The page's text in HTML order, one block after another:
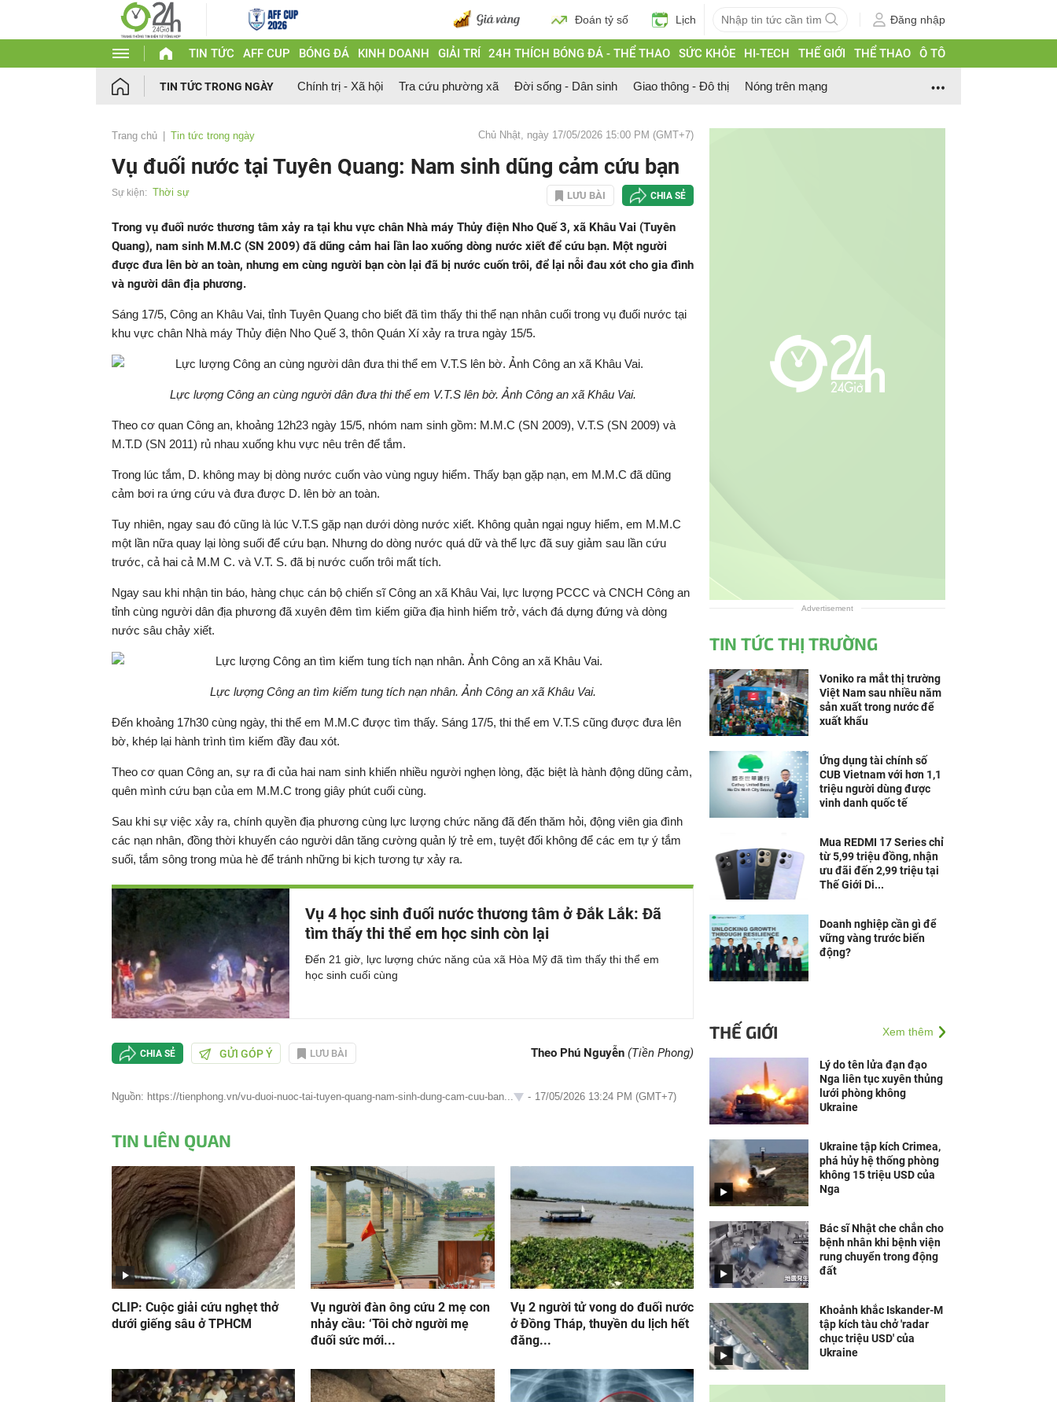
Đoán tỷ số Lịch Đăng nhập
TIN TỨC AFF CUP BÓNG ĐÁ KINH DOANH GIẢI TRÍ 24H THÍCH BÓNG ĐÁ - THỂ THAO SỨC KHỎE HI-TECH THẾ GIỚI THỂ THAO Ô TÔ
TIN TỨC TRONG NGÀY Chính trị - Xã hội Tra cứu phường xã Đời sống - Dân sinh Giao thông - Đô thị Nóng trên mạng
Trang chủ Tin tức trong ngày Chủ Nhật, ngày 17/05/2026 15:00 PM (GMT+7)
Vụ đuối nước tại Tuyên Quang: Nam sinh dũng cảm cứu bạn
Sự kiện: Thời sự LƯU BÀI CHIA SẺ
Trong vụ đuối nước thương tâm xảy ra tại khu vực chân Nhà máy Thủy điện Nho Quế 3, xã Khâu Vai (Tuyên
Quang), nam sinh M.M.C (SN 2009) đã dũng cảm hai lần lao xuống dòng nước xiết để cứu bạn. Một người
được đưa lên bờ an toàn, nhưng em cùng người bạn còn lại đã bị nước cuốn trôi, để lại nỗi đau xót cho gia đình
và người dân địa phương.
Sáng 17/5, Công an Khâu Vai, tỉnh Tuyên Quang cho biết đã tìm thấy thi thể nạn nhân cuối trong vụ đuối nước tại
khu vực chân Nhà máy Thủy điện Nho Quế 3, thôn Quán Xí xảy ra trưa ngày 15/5.
Lực lượng Công an cùng người dân đưa thi thể em V.T.S lên bờ. Ảnh Công an xã Khâu Vai.
​Theo cơ quan Công an, khoảng 12h23 ngày 15/5, nhóm nam sinh gồm: M.M.C (SN 2009), V.T.S (SN 2009) và
M.T.D (SN 2011) rủ nhau xuống khu vực nêu trên để tắm.
​Trong lúc tắm, D. không may bị dòng nước cuốn vào vùng nguy hiểm. Thấy bạn gặp nạn, em M.M.C đã dũng
cảm bơi ra ứng cứu và đưa được D. lên bờ an toàn.
​Tuy nhiên, ngay sau đó cũng là lúc V.T.S gặp nạn dưới dòng nước xiết. Không quản ngại nguy hiểm, em M.M.C
một lần nữa quay lại lòng suối để cứu bạn. Nhưng do dòng nước quá dữ và thể lực đã suy giảm sau lần cứu
trước, cả hai cả M.M C. và V.T. S. đã bị nước cuốn trôi mất tích.
Ngay sau khi nhận tin báo, hàng chục cán bộ chiến sĩ Công an xã Khâu Vai, lực lượng PCCC và CNCH Công an
tỉnh cùng người dân địa phương đã xuyên đêm tìm kiếm giữa địa hình hiểm trở, vách đá dựng đứng và dòng
nước sâu chảy xiết.
Lực lượng Công an tìm kiếm tung tích nạn nhân. Ảnh Công an xã Khâu Vai.
Đến khoảng 17h30 cùng ngày, thi thể em M.M.C được tìm thấy. Sáng 17/5, thi thể em V.T.S cũng được đưa lên
bờ, khép lại hành trình tìm kiếm đầy đau xót.
Theo cơ quan Công an, sự ra đi của hai nam sinh khiến nhiều người nghẹn lòng, đặc biệt là hành động dũng cảm,
quên mình cứu bạn của em M.M.C trong giây phút cuối cùng.
Sau khi sự việc xảy ra, chính quyền địa phương cùng lực lượng chức năng đã đến thăm hỏi, động viên gia đình
các nạn nhân, đồng thời khuyến cáo người dân tăng cường quản lý trẻ em, tuyệt đối không để các em tự ý tắm
suối, tắm sông trong mùa hè để tránh những bi kịch tương tự xảy ra.
Vụ 4 học sinh đuối nước thương tâm ở Đắk Lắk: Đã
tìm thấy thi thể em học sinh còn lại
Đến 21 giờ, lực lượng chức năng của xã Hòa Mỹ đã tìm thấy thi thể em
học sinh cuối cùng
CHIA SẺ GỬI GÓP Ý LƯU BÀI Theo Phú Nguyễn (Tiền Phong)
Nguồn: https://tienphong.vn/vu-duoi-nuoc-tai-tuyen-quang-nam-sinh-dung-cam-cuu-ban... - 17/05/2026 13:24 PM (GMT+7)
TIN LIÊN QUAN
CLIP: Cuộc giải cứu nghẹt thở
dưới giếng sâu ở TPHCM
Vụ người đàn ông cứu 2 mẹ con
nhảy cầu: ‘Tôi chờ người mẹ
đuối sức mới...
Vụ 2 người tử vong do đuối nước
ở Đồng Tháp, thuyền du lịch hết
đăng...
Advertisement
TIN TỨC THỊ TRƯỜNG
Voniko ra mắt thị trường
Việt Nam sau nhiều năm
sản xuất trong nước để
xuất khẩu
Ứng dụng tài chính số
CUB Vietnam với hơn 1,1
triệu người dùng được
vinh danh quốc tế
Mua REDMI 17 Series chỉ
từ 5,99 triệu đồng, nhận
ưu đãi đến 2,99 triệu tại
Thế Giới Di...
Doanh nghiệp cần gì để
vững vàng trước biến
động?
THẾ GIỚI Xem thêm
Lý do tên lửa đạn đạo
Nga liên tục xuyên thủng
lưới phòng không
Ukraine
Ukraine tập kích Crimea,
phá hủy hệ thống phòng
không 15 triệu USD của
Nga
Bác sĩ Nhật che chắn cho
bệnh nhân khi bệnh viện
rung chuyển trong động
đất
Khoảnh khắc Iskander-M
tập kích tàu chở 'radar
chục triệu USD' của
Ukraine